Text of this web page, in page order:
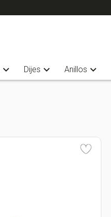
expand_more Dijes expand_more Anillos expand_more